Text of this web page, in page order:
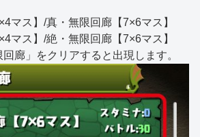
マス】/真・無限回廊【7×6マス】
マス】/絶・無限回廊【7×6マス】
廊」をクリアすると出現します。